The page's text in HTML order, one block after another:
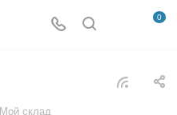
0
Мой склад